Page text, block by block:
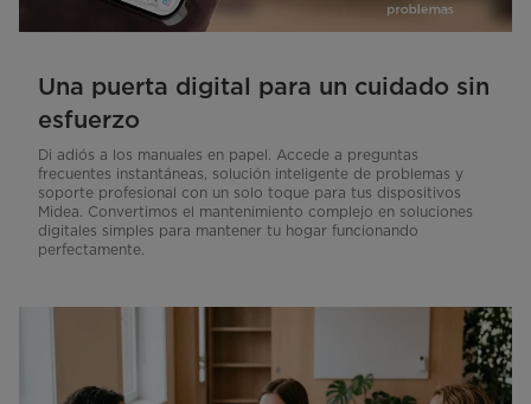
Una puerta digital para un cuidado sin
esfuerzo
Di adiós a los manuales en papel. Accede a preguntas
frecuentes instantáneas, solución inteligente de problemas y
soporte profesional con un solo toque para tus dispositivos
Midea. Convertimos el mantenimiento complejo en soluciones
digitales simples para mantener tu hogar funcionando
perfectamente.